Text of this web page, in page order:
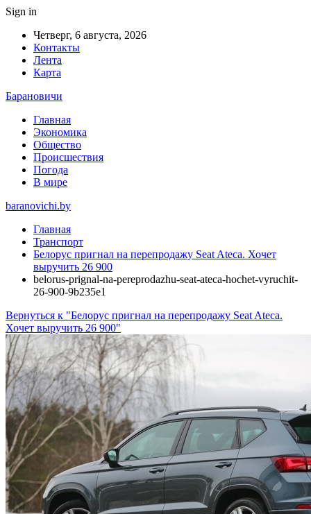
Sign in
Четверг, 6 августа, 2026
Контакты
Лента
Карта
Барановичи
Главная
Экономика
Общество
Происшествия
Погода
В мире
baranovichi.by
Главная
Транспорт
Белорус пригнал на перепродажу Seat Ateca. Хочет
выручить 26 900
belorus-prignal-na-pereprodazhu-seat-ateca-hochet-vyruchit-
26-900-9b235e1
Вернуться к "Белорус пригнал на перепродажу Seat Ateca.
Хочет выручить 26 900"